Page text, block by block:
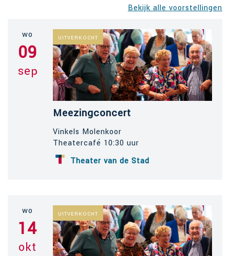
Bekijk alle voorstellingen
wo
09
sep
UITVERKOCHT
Meezingconcert
Vinkels Molenkoor
Theatercafé 10:30 uur
Theater van de Stad
wo
14
okt
UITVERKOCHT